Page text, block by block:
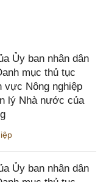
Ủy ban nhân dân
mục thủ tục
vực Nông nghiệp
lý Nhà nước của
Ủy ban nhân dân